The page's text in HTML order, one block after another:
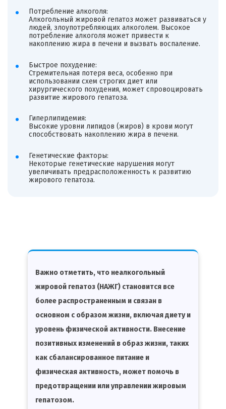
Потребление алкоголя:
Алкогольный жировой гепатоз может развиваться у
людей, злоупотребляющих алкоголем. Высокое
потребление алкоголя может привести к
накоплению жира в печени и вызвать воспаление.
Быстрое похудение:
Стремительная потеря веса, особенно при
использовании схем строгих диет или
хирургического похудения, может спровоцировать
развитие жирового гепатоза.
Гиперлипидемия:
Высокие уровни липидов (жиров) в крови могут
способствовать накоплению жира в печени.
Генетические факторы:
Некоторые генетические нарушения могут
увеличивать предрасположенность к развитию
жирового гепатоза.
Важно отметить, что неалкогольный
жировой гепатоз (НАЖГ) становится все
более распространенным и связан в
основном с образом жизни, включая диету и
уровень физической активности. Внесение
позитивных изменений в образ жизни, таких
как сбалансированное питание и
физическая активность, может помочь в
предотвращении или управлении жировым
гепатозом.